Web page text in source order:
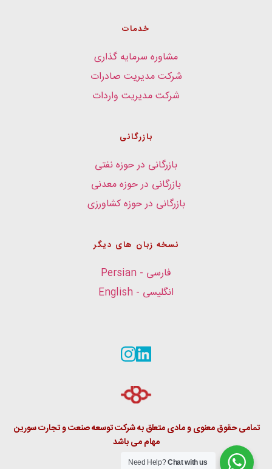
خدمات
مشاوره سرمایه گذاری
شرکت مدیریت صادرات
شرکت مدیریت واردات
بازرگانی
بازرگانی در حوزه نفتی
بازرگانی در حوزه معدنی
بازرگانی در حوزه کشاورزی
نسخه زبان های دیگر
فارسی - Persian
انگلیسی - English
مهام می باشد
Need Help?Chat with us